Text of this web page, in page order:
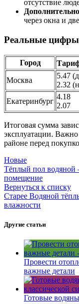
отсутствие
через окна и
Реальные
Город
Москва
5.47
2.32
Екатеринбург
4.18
2.07
Итоговая сумма
эксплуатации.
районе перед
Новые
Тёплый пол водяной
помещение
Вернуться к списку
Старее Водяной
влажности
Другие статьи
Провести
важные детали
Готовые